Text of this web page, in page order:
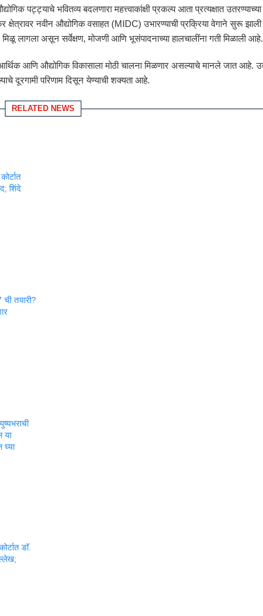
पट्ट्याचे भवितव्य बदलणारा महत्त्वाकांक्षी प्रकल्प आता प्रत्यक्षात उतरण्याच्या
नवीन औद्योगिक वसाहत (MIDC) उभारण्याची प्रक्रिया वेगाने सुरू
लागला असून सर्वेक्षण, मोजणी आणि भूसंपादनाच्या हालचालींना गती मिळाली आहे.
आणि औद्योगिक विकासाला मोठी चालना मिळणार असल्याचे मानले जात आहे.
दूरगामी परिणाम दिसून येण्याची शक्यता आहे.
RELATED NEWS
शिंदे
ची तयारी?
या
घ्या
डॉ.